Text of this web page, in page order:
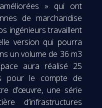
» qui ont
de marchandise
ingénieurs travaillent
version qui pourra
un volume de 36 m3
aura réalisé 25
pour le compte de
d’œuvre, une série
d’infrastructures